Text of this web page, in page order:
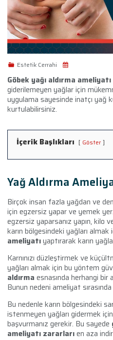
Estetik Cerrahi
Göbek yağı aldırma ameliyatı
giderilemeyen yağlar için
uygulama sayesinde inatçı yağ
kurtulabilirsiniz.
İçerik Başlıkları Göster
Yağ Aldırma
Birçok insan fazla yağdan ve
için egzersiz yapar ve yemek
egzersiz yaparsanız yapın, kilo
karın bölgesindeki yağları almak
ameliyatıyaptırarak karın
Karnınızı düzleştirmek ve
yağları almak için bu yöntem
aldırma esnasında herhangi bir
Bunun nedeni ameliyat
Bu nedenle karın bölgesindeki
istenmeyen yağları gidermek
başvurmanız gerekir. Bu sayede
ameliyatı zararlarıen aza